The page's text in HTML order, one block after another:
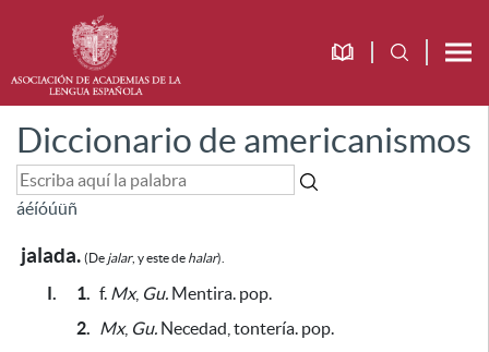
Diccionario de americanismos
áéíóúüñ
jalada. (De jalar, y este de halar).
I. 1. f. Mx, Gu. Mentira. pop.
2. Mx, Gu. Necedad, tontería. pop.